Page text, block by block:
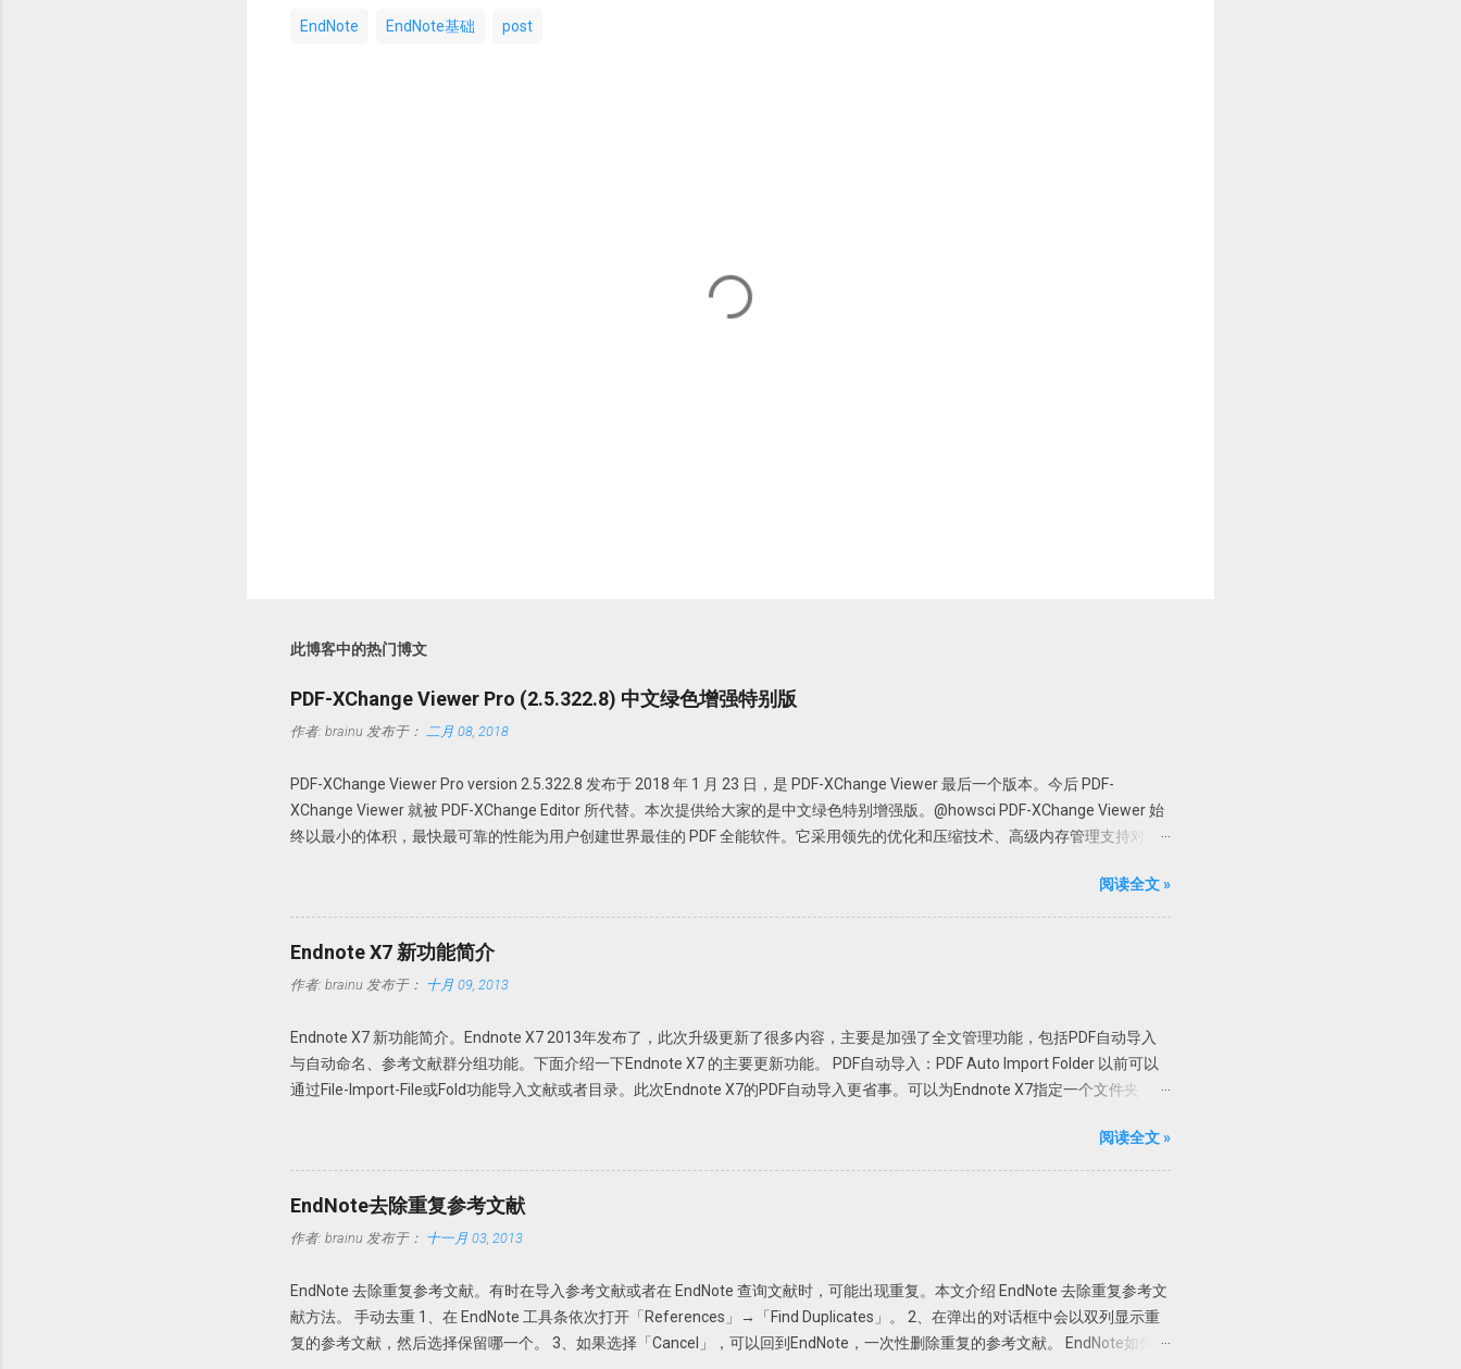
EndNote EndNote基础 post
此博客中的热门博文
PDF-XChange Viewer Pro (2.5.322.8) 中文绿色增强特别版
作者: brainu 发布于： 二月 08, 2018
PDF-XChange Viewer Pro version 2.5.322.8 发布于 2018 年 1 月 23 日，是 PDF-XChange Viewer 最后一个版本。今后 PDF-
XChange Viewer 就被 PDF-XChange Editor 所代替。本次提供给大家的是中文绿色特别增强版。@howsci PDF-XChange Viewer 始
终以最小的体积，最快最可靠的性能为用户创建世界最佳的 PDF 全能软件。它采用领先的优化和压缩技术、高级内存管理支持对
操作。 本版特点 1. 绿色便携，无需安装，解压即可使用； 中文界面； 特别版，可选择使用免费版或者升级为 Pro 版； 支持 32 位和
64 位操作系统。 使用方法 PDFX_Vwr_Port 压缩文件中为主程序，解压到一个目录中。建议不要直接解压到根目录或者解压到当前
文件夹，建议解压到一个特定文件夹，如 PDFXCview。此时是免费版，有一定广告，功能上有一定限制，但是一般使用无压力。
PDFX_Vwr_Port_OCR 压缩文件中为 OCR 识别文件，解压到 PDF-XChange Viewer 的目录文件即可使用文字识别。
Howsci.com_PDFXChange_Viewer_PRO_Crack 压缩文件中是破解论据，根据自己操作系统的不同，复制 X86 或者 X64 文件夹内
64 位操作系统，复制 X64 文件夹内的文件。 下载地址 https://howsci.pipipan.com/fs/1583321-237058340 链接:
https://pan.baidu.com/s/1jJyUD18 密码: a1un
阅读全文 »
Endnote X7 新功能简介
作者: brainu 发布于： 十月 09, 2013
Endnote X7 新功能简介。Endnote X7 2013年发布了，此次升级更新了很多内容，主要是加强了全文管理功能，包括PDF自动导入
与自动命名、参考文献群分组功能。下面介绍一下Endnote X7 的主要更新功能。 PDF自动导入：PDF Auto Import Folder 以前可以
通过File-Import-File或Fold功能导入文献或者目录。此次Endnote X7的PDF自动导入更省事。可以为Endnote X7指定一个文件夹，只
Edit→Preferences-PDF Handling，选择Enable automatic importing。在弹出的新窗口中选择自动导入的文件夹，然后确定即可。
只要今后该文件夹内有新文献存入，Endnote X7 就可以自动导入新的文献。 但是注意Endnote X7 不能自动导入完整的资料，有
时可以缺少部分内容，如摘要或者页码等等。此时需要手动补齐。因此我个人还是建议在线搜索然后添加附件为最佳。 PDF自动重
命名：PDF Auto Renaming Options 以前通过File-Import-File或Fold功能导入的文献或者通过File Attachments添加的附件，PDF文
件名都以原始名称。这样做的坏外有很多，因为很多下载的文章名称都是一些无意义的名字，如数字和字母的组合。在Endnote存档
知道。 此处Endnote X7升级更新了可以自动重命名功能：PDF Auto Renaming Options。可以根据设定的规则自动重命名新添加的
PDF文档。 具体设置 Edit-Preferences-PDF Handling，即可选择自动重命名方式。可以根据自己的喜好选择重命名方式，如上
Author + Year，今后导入的文献就会均以作者+发表年代命名。 但是此功能仅限于设置了PDF Auto Renaming Options功能之后导入
阅读全文 »
EndNote去除重复参考文献
作者: brainu 发布于： 十一月 03, 2013
EndNote 去除重复参考文献。有时在导入参考文献或者在 EndNote 查询文献时，可能出现重复。本文介绍 EndNote 去除重复参考文
献方法。 手动去重 1、在 EndNote 工具条依次打开「References」→「Find Duplicates」。 2、在弹出的对话框中会以双列显示重
复的参考文献，然后选择保留哪一个。 3、如果选择「Cancel」，可以回到EndNote，一次性删除重复的参考文献。 EndNote如何判